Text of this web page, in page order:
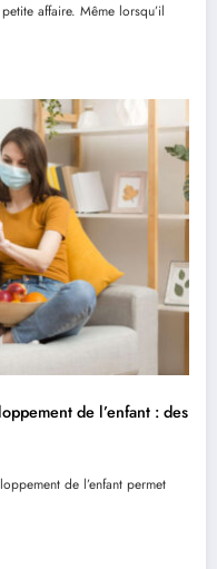
affaire. Même lorsqu’il
de l’enfant : des
de l’enfant permet